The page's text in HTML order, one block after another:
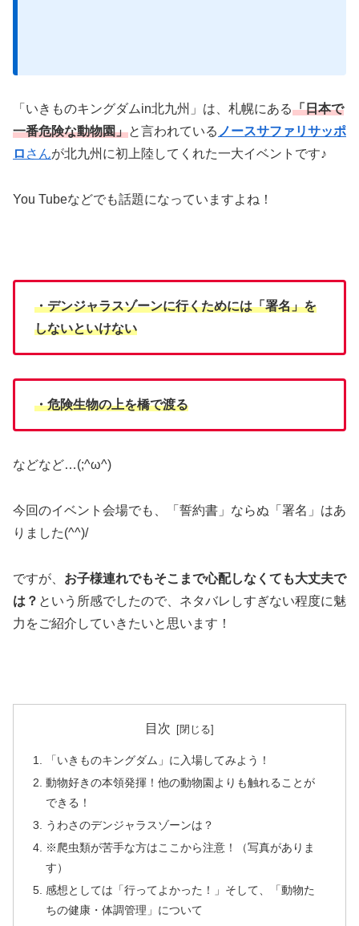
「いきものキングダムin北九州」は、札幌にある「日本で
一番危険な動物園」と言われている ノースサファリサッポ
ロ さんが北九州に初上陸してくれた一大イベントです♪
You Tubeなどでも話題になっていますよね！
・デンジャラスゾーンに行くためには「署名」を
しないといけない
・危険生物の上を橋で渡る
などなど…(;^ω^)
今回のイベント会場でも、「誓約書」ならぬ「署名」はあ
りました(^^)/
ですが、 お子様連れでもそこまで心配しなくても大丈夫で
は？ という所感でしたので、ネタバレしすぎない程度に魅
力をご紹介していきたいと思います！
目次
「いきものキングダム」に入場してみよう！
動物好きの本領発揮！他の動物園よりも触れることが
できる！
うわさのデンジャラスゾーンは？
※爬虫類が苦手な方はここから注意！（写真がありま
す）
感想としては「行ってよかった！」そして、「動物た
ちの健康・体調管理」について